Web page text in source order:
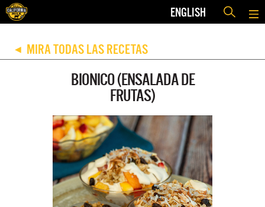
ENGLISH
◀ MIRA TODAS LAS RECETAS
BIONICO (ENSALADA DE
FRUTAS)